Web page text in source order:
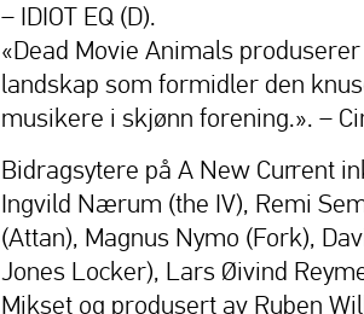
– IDIOT EQ (D).
«Dead Movie Animals
landskap som formidler den
musikere i skjønn forening.». –
Bidragsytere på A New Current
Ingvild Nærum (the IV), Remi
(Attan), Magnus Nymo (Fork),
Jones Locker), Lars Øivind
Mikset og produsert av Ruben